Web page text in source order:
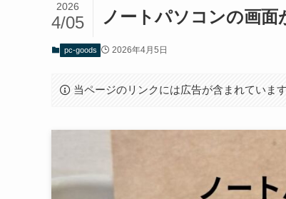
ノートパソコンの画面
2026
4/05
pc-goods 2026年4月5日
当ページのリンクには広告が含まれています